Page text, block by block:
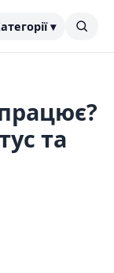
▾
та